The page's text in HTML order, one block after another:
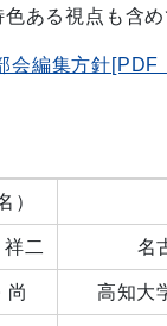
ある視点も含め
会編集方針[PDF
）
二 名
尚 高知大